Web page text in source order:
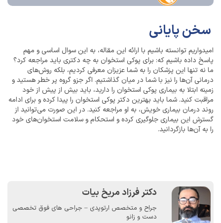
سخن پایانی
امیدواریم توانسته باشیم با ارائه این مقاله، به این سوال اساسی و مهم
پاسخ داده باشیم که: برای پوکی استخوان به چه دکتری باید مراجعه کرد؟
ما نه تنها این پزشکان را به شما عزیزان معرفی کردیم، بلکه روش‌های
درمانی آن‌ها را نیز با شما در میان گذاشتیم. اگر جزو گروه پر خطر هستید و
زمینه ابتلا به بیماری پوکی استخوان را دارید، باید بیش از پیش از خود
مراقبت کنید. شما باید بهترین دکتر پوکی استخوان را پیدا کرده و برای ادامه
روند درمان بیماری خویش، به او مراجعه کنید. در این صورت می‌توانید از
گسترش این بیماری جلوگیری کرده و استحکام و سلامت استخوان‌های خود
را به آن‌ها بازگردانید.
دکتر فرزاد مریخ بیات
جراح و متخصص ارتوپدی – جراحی های فوق تخصصی
دست و زانو